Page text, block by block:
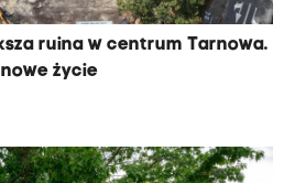
ruina w centrum Tarnowa.
nowe życie